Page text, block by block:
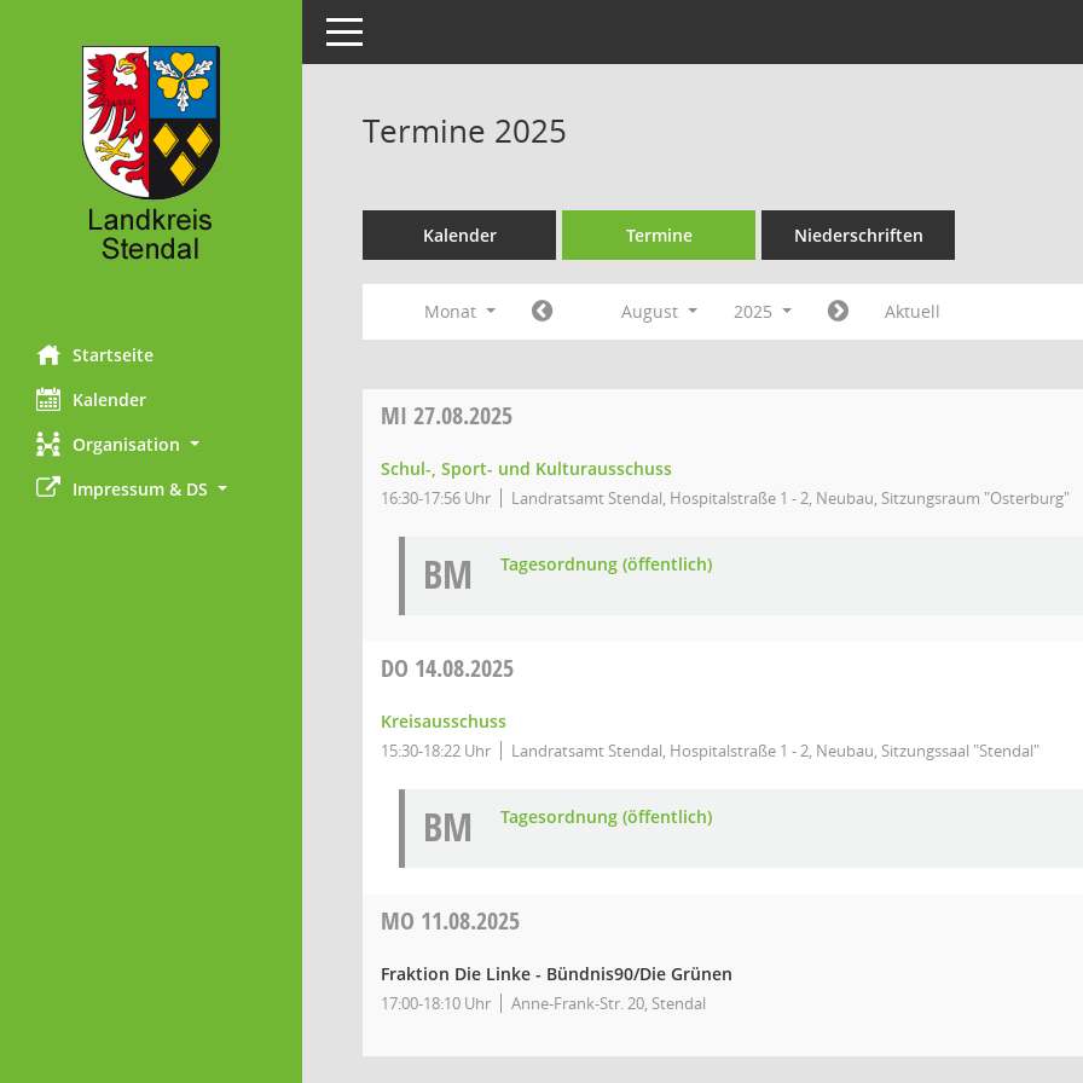
Startseite
Kalender
Organisation
Impressum & DS
Toggle navigation
Termine 2025
Kalender Termine Niederschriften
Monat August 2025 Aktuell
MI 27.08.2025
Schul-, Sport- und Kulturausschuss
16:30-17:56 Uhr Landratsamt Stendal, Hospitalstraße 1 - 2, Neubau, Sitzungsraum "Osterburg"
BM Tagesordnung (öffentlich)
DO 14.08.2025
Kreisausschuss
15:30-18:22 Uhr Landratsamt Stendal, Hospitalstraße 1 - 2, Neubau, Sitzungssaal "Stendal"
BM Tagesordnung (öffentlich)
MO 11.08.2025
Fraktion Die Linke - Bündnis90/Die Grünen
17:00-18:10 Uhr Anne-Frank-Str. 20, Stendal